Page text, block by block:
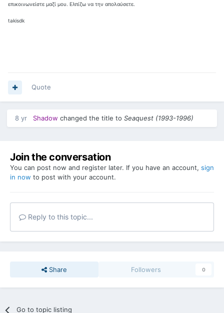
επικοινωνείστε μαζί μου. Ελπίζω να την απολαύσετε.
takisdk
Quote
8 yr Shadow changed the title to Seaquest (1993-1996)
Join the conversation
You can post now and register later. If you have an account, sign
in now to post with your account.
Reply to this topic...
Share Followers 0
Go to topic listing